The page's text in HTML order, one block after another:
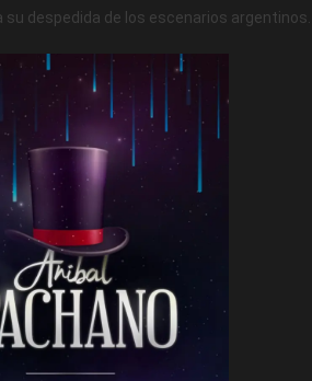
su despedida de los escenarios argentinos.